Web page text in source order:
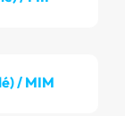
/ MIM